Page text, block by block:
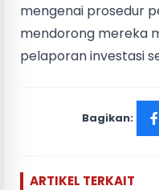
mengenai prosedur
mendorong mereka
pelaporan investasi
Bagikan:
ARTIKEL TERKAIT